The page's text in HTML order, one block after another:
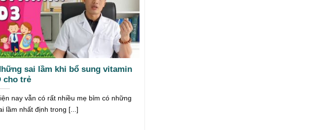
sai lầm khi bổ sung vitamin
cho trẻ
nay vẫn có rất nhiều mẹ bỉm có những
lầm nhất định trong [...]